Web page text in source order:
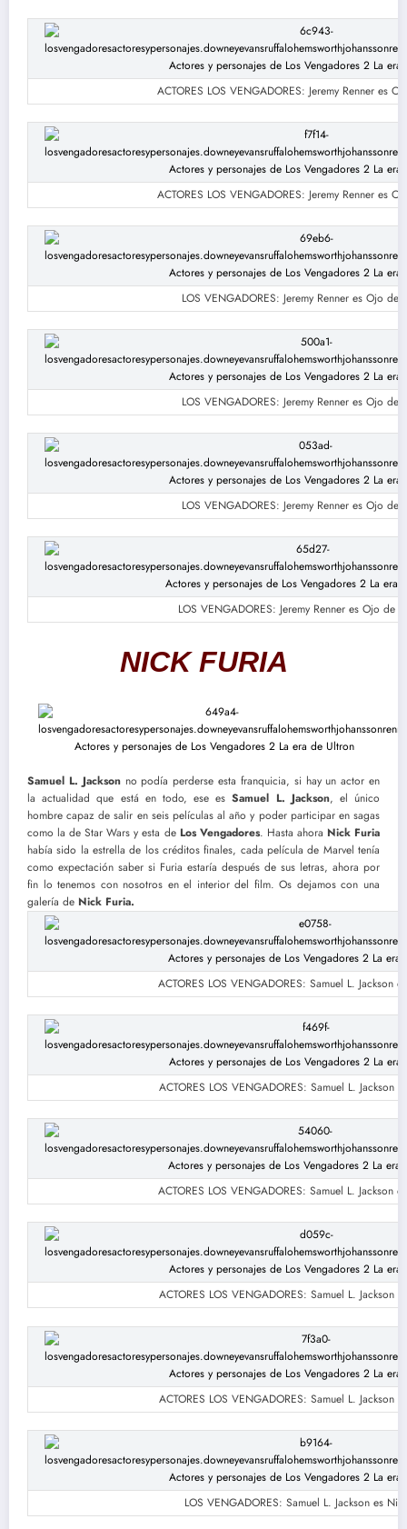
ACTORES LOS VENGADORES: Jeremy Renner es
ACTORES LOS VENGADORES: Jeremy Renner es
LOS VENGADORES: Jeremy Renner es Ojo de
LOS VENGADORES: Jeremy Renner es Ojo de
LOS VENGADORES: Jeremy Renner es Ojo de
LOS VENGADORES: Jeremy Renner es Ojo de
NICK FURIA
Samuel L. Jacksonno podía perderse esta franquicia, si hay un actor en
la actualidad que está en todo, ese esSamuel L. Jackson, el único
hombre capaz de salir en seis películas al año y poder participar en sagas
como la de Star Wars y esta de Los Vengadores. Hasta ahora Nick Furia
había sido la estrella de los créditos finales, cada película de Marvel tenía
como expectación saber si Furia estaría después de sus letras, ahora por
fin lo tenemos con nosotros en el interior del film. Os dejamos con una
galería de Nick Furia.
ACTORES LOS VENGADORES: Samuel L. Jackson
ACTORES LOS VENGADORES: Samuel L. Jackson
ACTORES LOS VENGADORES: Samuel L. Jackson
ACTORES LOS VENGADORES: Samuel L. Jackson
ACTORES LOS VENGADORES: Samuel L. Jackson
LOS VENGADORES: Samuel L. Jackson es